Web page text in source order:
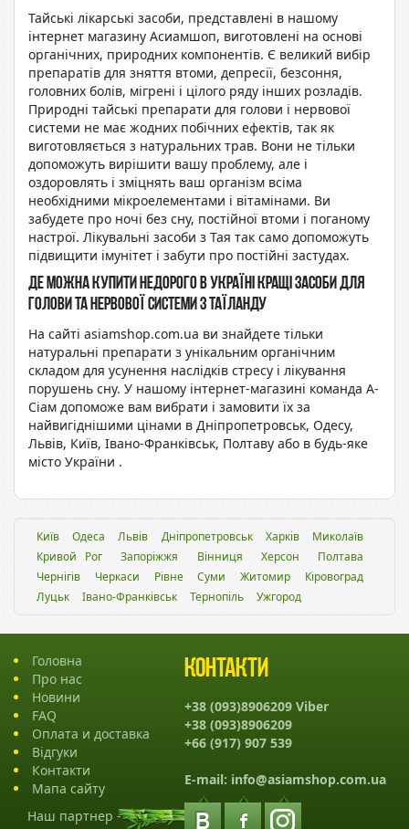
Тайські лікарські засоби, представлені в нашому
інтернет магазину Асиамшоп, виготовлені на основі
органічних, природних компонентів. Є великий вибір
препаратів для зняття втоми, депресії, безсоння,
головних болів, мігрені і цілого ряду інших розладів.
Природні тайські препарати для голови і нервової
системи не має жодних побічних ефектів, так як
виготовляється з натуральних трав. Вони не тільки
допоможуть вирішити вашу проблему, але і
оздоровлять і зміцнять ваш організм всіма
необхідними мікроелементами і вітамінами. Ви
забудете про ночі без сну, постійної втоми і поганому
настрої. Лікувальні засоби з Тая так само допоможуть
підвищити імунітет і забути про постійні застудах.
Де можна купити недорого в Україні кращі засоби для
голови та нервової системи з Таїланду
На сайті asiamshop.com.ua ви знайдете тільки
натуральні препарати з унікальним органічним
складом для усунення наслідків стресу і лікування
порушень сну. У нашому інтернет-магазині команда A-
Сіам допоможе вам вибрати і замовити їх за
найвигіднішими цінами в Дніпропетровськ, Одесу,
Львів, Київ, Івано-Франківськ, Полтаву або в будь-яке
місто України .
Київ Одеса Львiв Дніпропетровськ Харків
Миколаїв
Кривой Рог
Запоріжжя Вінниця Херсон
Полтава
Чернігів
Черкаси Рівне Суми Житомир
Кіровоград
Луцьк
Івано-Франківськ Тернопіль Ужгород
Головна
Про нас
Новини
FAQ
Оплата и доставка
Відгуки
Контакти
Мапа сайту
Наш партнер -
Контакти
+38 (093)8906209 Viber
+38 (093)8906209
+66 (917) 907 539
E-mail: info@asiamshop.com.ua